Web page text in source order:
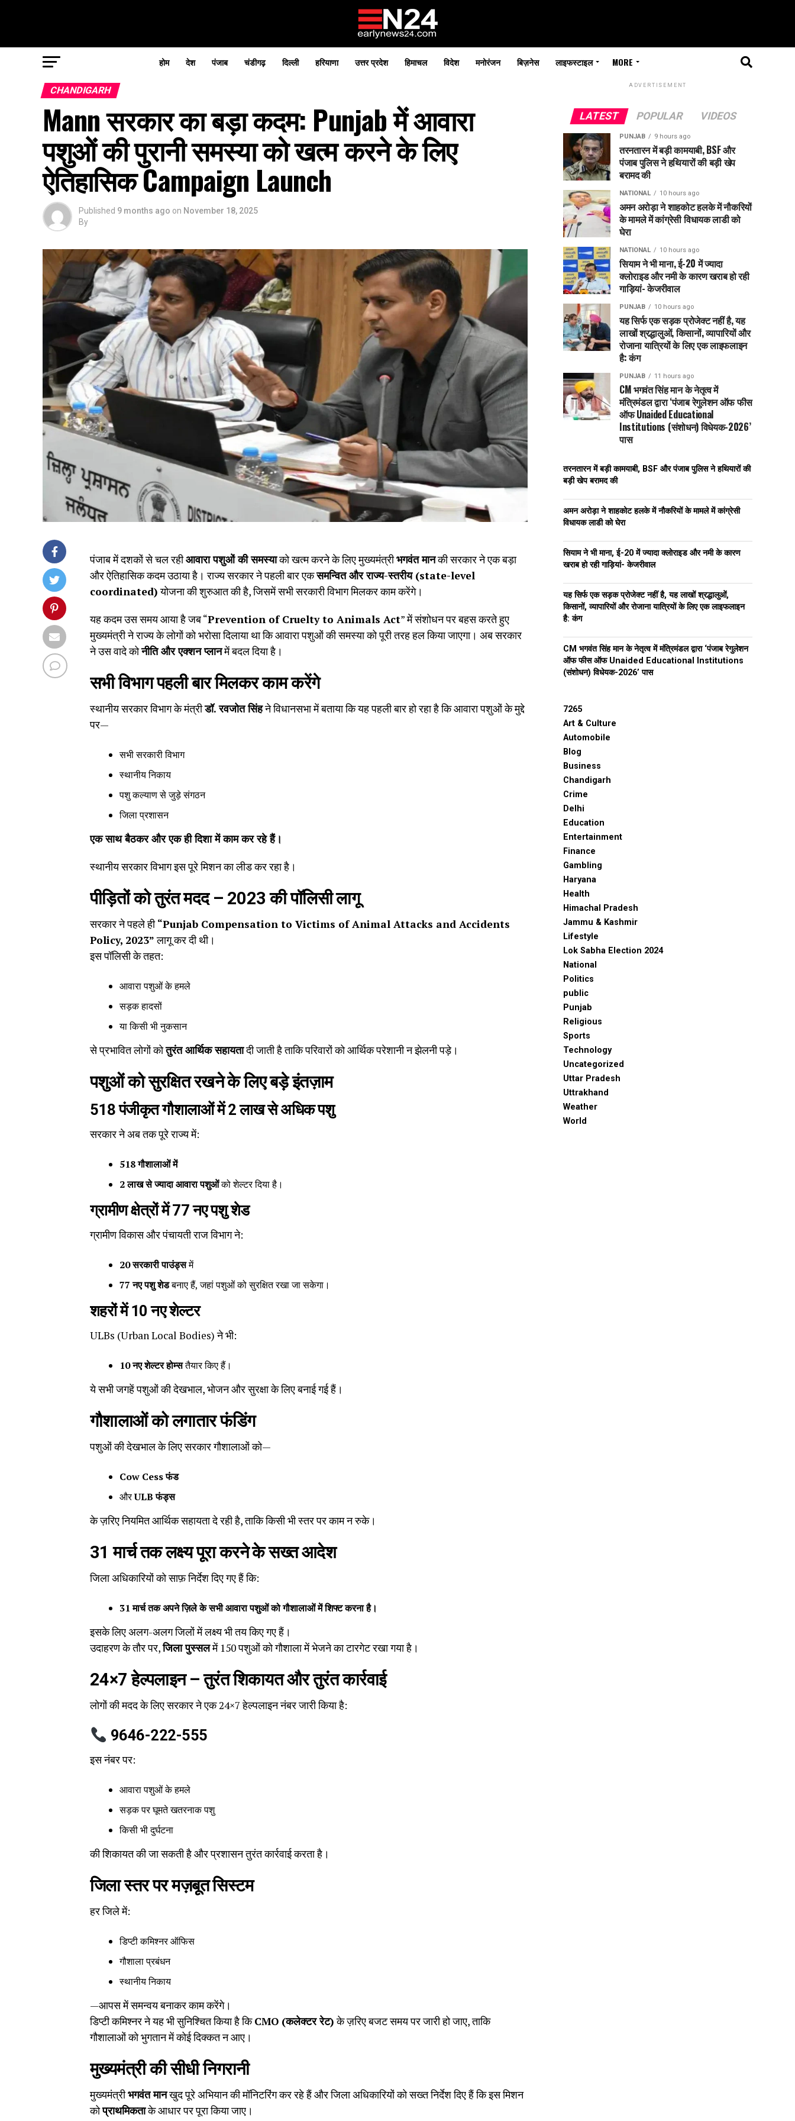
होम देश पंजाब चंडीगढ़ दिल्ली हरियाणा उत्तर प्रदेश हिमाचल विदेश मनोरंजन बिज़नेस लाइफस्टाइल MORE
CHANDIGARH
Mann सरकार का बड़ा कदम: Punjab में आवारा
पशुओं की पुरानी समस्या को खत्म करने के लिए
ऐतिहासिक Campaign Launch
Published 9 months ago on November 18, 2025
By
पंजाब में दशकों से चल रहीआवारा पशुओं की समस्याको खत्म करने के लिए मुख्यमंत्रीभगवंत मानकी सरकार ने एक बड़ा
और ऐतिहासिक कदम उठाया है। राज्य सरकार ने पहली बार एकसमन्वित और राज्य-स्तरीय (state-level
coordinated)योजना की शुरुआत की है, जिसमें सभी सरकारी विभाग मिलकर काम करेंगे।
यह कदम उस समय आया है जब “Prevention of Cruelty to Animals Act” में संशोधन पर बहस करते हुए
मुख्यमंत्री ने राज्य के लोगों को भरोसा दिलाया था कि आवारा पशुओं की समस्या को पूरी तरह हल किया जाएगा। अब सरकार
ने उस वादे कोनीति और एक्शन प्लानमें बदल दिया है।
सभी विभाग पहली बार मिलकर काम करेंगे
स्थानीय सरकार विभाग के मंत्रीडॉ. रवजोत सिंहने विधानसभा में बताया कि यह पहली बार हो रहा है कि आवारा पशुओं के मुद्दे
पर—
सभी सरकारी विभाग
स्थानीय निकाय
पशु कल्याण से जुड़े संगठन
जिला प्रशासन
एक साथ बैठकर और एक ही दिशा में काम कर रहे हैं।
स्थानीय सरकार विभाग इस पूरे मिशन का लीड कर रहा है।
पीड़ितों को तुरंत मदद – 2023की पॉलिसी लागू
सरकार ने पहले ही“Punjab Compensation to Victims of Animal Attacks and Accidents
Policy, 2023”लागू कर दी थी।
इस पॉलिसी के तहत:
आवारा पशुओं के हमले
सड़क हादसों
या किसी भी नुकसान
से प्रभावित लोगों कोतुरंत आर्थिक सहायतादी जाती है ताकि परिवारों को आर्थिक परेशानी न झेलनी पड़े।
पशुओं को सुरक्षित रखने के लिए बड़े इंतज़ाम
518पंजीकृत गौशालाओं में 2लाख से अधिक पशु
सरकार ने अब तक पूरे राज्य में:
518गौशालाओं में
2लाख से ज्यादा आवारा पशुओंको शेल्टर दिया है।
ग्रामीण क्षेत्रों में 77नए पशु शेड
ग्रामीण विकास और पंचायती राज विभाग ने:
20सरकारी पाउंड्समें
77नए पशु शेडबनाए हैं, जहां पशुओं को सुरक्षित रखा जा सकेगा।
शहरों में 10नए शेल्टर
ULBs (Urban Local Bodies) ने भी:
10नए शेल्टर होम्सतैयार किए हैं।
ये सभी जगहें पशुओं की देखभाल, भोजन और सुरक्षा के लिए बनाई गई हैं।
गौशालाओं को लगातार फंडिंग
पशुओं की देखभाल के लिए सरकार गौशालाओं को—
Cow Cessफंड
औरULBफंड्स
के ज़रिए नियमित आर्थिक सहायता दे रही है, ताकि किसी भी स्तर पर काम न रुके।
31मार्च तक लक्ष्य पूरा करने के सख्त आदेश
जिला अधिकारियों को साफ़ निर्देश दिए गए हैं कि:
31मार्च तक अपने ज़िले के सभी आवारा पशुओं को गौशालाओं में शिफ्ट करना है।
इसके लिए अलग-अलग जिलों में लक्ष्य भी तय किए गए हैं।
उदाहरण के तौर पर,जिला पुस्सलमें 150 पशुओं को गौशाला में भेजने का टारगेट रखा गया है।
24×7हेल्पलाइन–तुरंत शिकायत और तुरंत कार्रवाई
लोगों की मदद के लिए सरकार ने एक 24×7 हेल्पलाइन नंबर जारी किया है:
9646-222-555
इस नंबर पर:
आवारा पशुओं के हमले
सड़क पर घूमते खतरनाक पशु
किसी भी दुर्घटना
की शिकायत की जा सकती है और प्रशासन तुरंत कार्रवाई करता है।
जिला स्तर पर मज़बूत सिस्टम
हर जिले में:
डिप्टी कमिश्नर ऑफिस
गौशाला प्रबंधन
स्थानीय निकाय
—आपस में समन्वय बनाकर काम करेंगे।
डिप्टी कमिश्नर ने यह भी सुनिश्चित किया है किCMO (कलेक्टर रेट)के ज़रिए बजट समय पर जारी हो जाए, ताकि
गौशालाओं को भुगतान में कोई दिक्कत न आए।
मुख्यमंत्री की सीधी निगरानी
मुख्यमंत्रीभगवंत मानखुद पूरे अभियान की मॉनिटरिंग कर रहे हैं और जिला अधिकारियों को सख्त निर्देश दिए हैं कि इस मिशन
कोप्राथमिकताके आधार पर पूरा किया जाए।
ADVERTISEMENT
LATEST POPULAR VIDEOS
PUNJAB 9 hours ago
तरनतारन में बड़ी कामयाबी, BSF और
पंजाब पुलिस ने हथियारों की बड़ी खेप
बरामद की
NATIONAL 10 hours ago
अमन अरोड़ा ने शाहकोट हलके में नौकरियों
के मामले में कांग्रेसी विधायक लाडी को
घेरा
NATIONAL 10 hours ago
सियाम ने भी माना, ई-20 में ज्यादा
क्लोराइड और नमी के कारण खराब हो रही
गाड़ियां- केजरीवाल
PUNJAB 10 hours ago
यह सिर्फ एक सड़क प्रोजेक्ट नहीं है, यह
लाखों श्रद्धालुओं, किसानों, व्यापारियों और
रोजाना यात्रियों के लिए एक लाइफलाइन
है: कंग
PUNJAB 11 hours ago
CM भगवंत सिंह मान के नेतृत्व में
मंत्रिमंडल द्वारा ‘पंजाब रेगुलेशन ऑफ फीस
ऑफ Unaided Educational
Institutions (संशोधन) विधेयक-2026’
पास
तरनतारन में बड़ी कामयाबी, BSF और पंजाब पुलिस ने हथियारों की
बड़ी खेप बरामद की
अमन अरोड़ा ने शाहकोट हलके में नौकरियों के मामले में कांग्रेसी
विधायक लाडी को घेरा
सियाम ने भी माना, ई-20 में ज्यादा क्लोराइड और नमी के कारण
खराब हो रही गाड़ियां- केजरीवाल
यह सिर्फ एक सड़क प्रोजेक्ट नहीं है, यह लाखों श्रद्धालुओं,
किसानों, व्यापारियों और रोजाना यात्रियों के लिए एक लाइफलाइन
है: कंग
CM भगवंत सिंह मान के नेतृत्व में मंत्रिमंडल द्वारा ‘पंजाब रेगुलेशन
ऑफ फीस ऑफ Unaided Educational Institutions
(संशोधन) विधेयक-2026’ पास
7265
Art & Culture
Automobile
Blog
Business
Chandigarh
Crime
Delhi
Education
Entertainment
Finance
Gambling
Haryana
Health
Himachal Pradesh
Jammu & Kashmir
Lifestyle
Lok Sabha Election 2024
National
Politics
public
Punjab
Religious
Sports
Technology
Uncategorized
Uttar Pradesh
Uttrakhand
Weather
World